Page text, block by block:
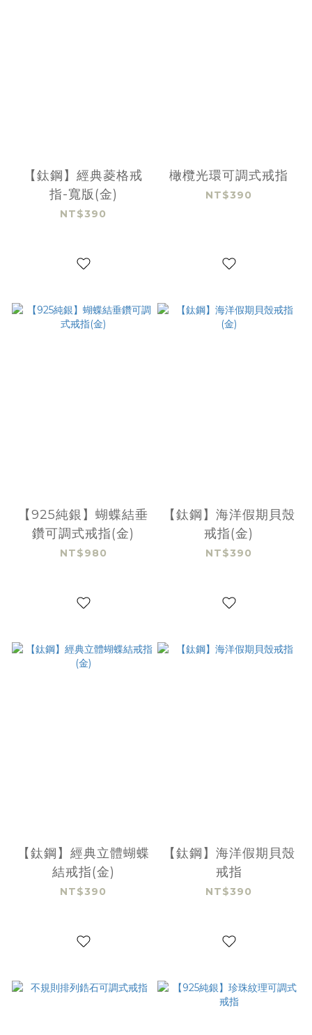
【鈦鋼】經典菱格戒
指-寬版(金)
NT$390
橄欖光環可調式戒指
NT$390
【925純銀】蝴蝶結垂
鑽可調式戒指(金)
NT$980
【鈦鋼】海洋假期貝殼
戒指(金)
NT$390
【鈦鋼】經典立體蝴蝶
結戒指(金)
NT$390
【鈦鋼】海洋假期貝殼
戒指
NT$390